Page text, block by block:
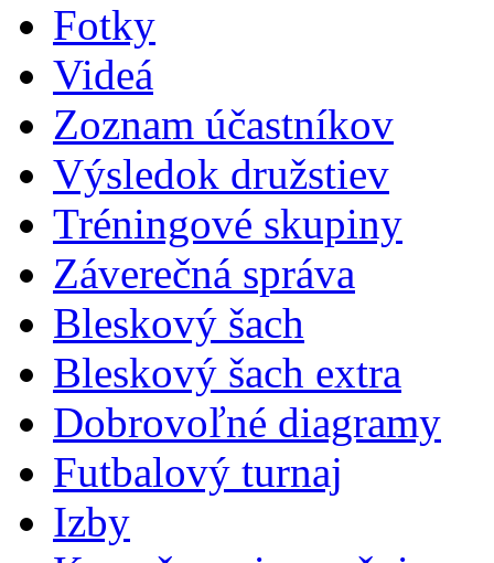
Fotky
Videá
Zoznam účastníkov
Výsledok družstiev
Tréningové skupiny
Záverečná správa
Bleskový šach
Bleskový šach extra
Dobrovoľné diagramy
Futbalový turnaj
Izby